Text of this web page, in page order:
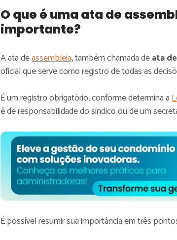
O que é uma ata de
importante?
A ata deassembleia, também chamada deata
oficial que serve como registro de todas as
É um registro obrigatório, conforme determina a
é de responsabilidade do síndico ou de um
É possível resumir sua importância em três